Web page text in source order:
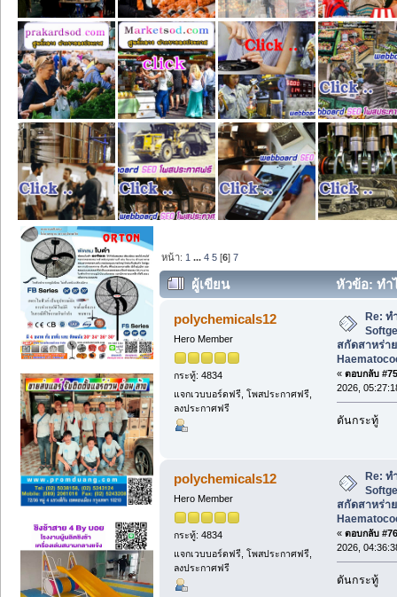
หน้า: 1 ...4 5 [6]7
ผู้เขียน
หัวข้อ: ทำ
สาหร่ายสีแดง Haematococcus
polychemicals12
Hero Member
กระทู้: 4834
แจกเวบบอร์ดฟรี, โพสประกาศฟรี,
ลงประกาศฟรี
Re: ท
สกัดสาหร่า
« ตอบกลับ
2026,
ดันกระทู้
polychemicals12
Hero Member
กระทู้: 4834
แจกเวบบอร์ดฟรี, โพสประกาศฟรี,
ลงประกาศฟรี
Re: ท
สกัดสาหร่า
« ตอบกลับ
2026,
ดันกระทู้